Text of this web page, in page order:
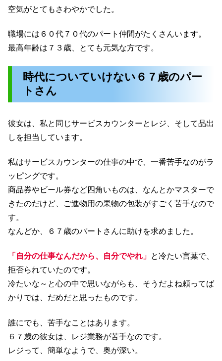
空気がとてもさわやかでした。
職場には６０代７０代のパート仲間がたくさんいます。
最高年齢は７３歳、とても元気な方です。
時代についていけない６７歳のパー
トさん
彼女は、私と同じサービスカウンターとレジ、そして品出
しを担当しています。
私はサービスカウンターの仕事の中で、一番苦手なのがラ
ッピングです。
商品券やビール券など四角いものは、なんとかマスターで
きたのだけど、ご進物用の果物の包装がすごく苦手なので
す。
なんどか、６７歳のパートさんに助けを求めました。
「自分の仕事なんだから、自分でやれ」 と冷たい言葉で、
拒否られていたのです。
冷たいな～と心の中で思いながらも、そうだよね頼ってば
かりでは、だめだと思ったものです。
誰にでも、苦手なことはあります。
６７歳の彼女は、レジ業務が苦手なのです。
レジって、簡単なようで、奥が深い。